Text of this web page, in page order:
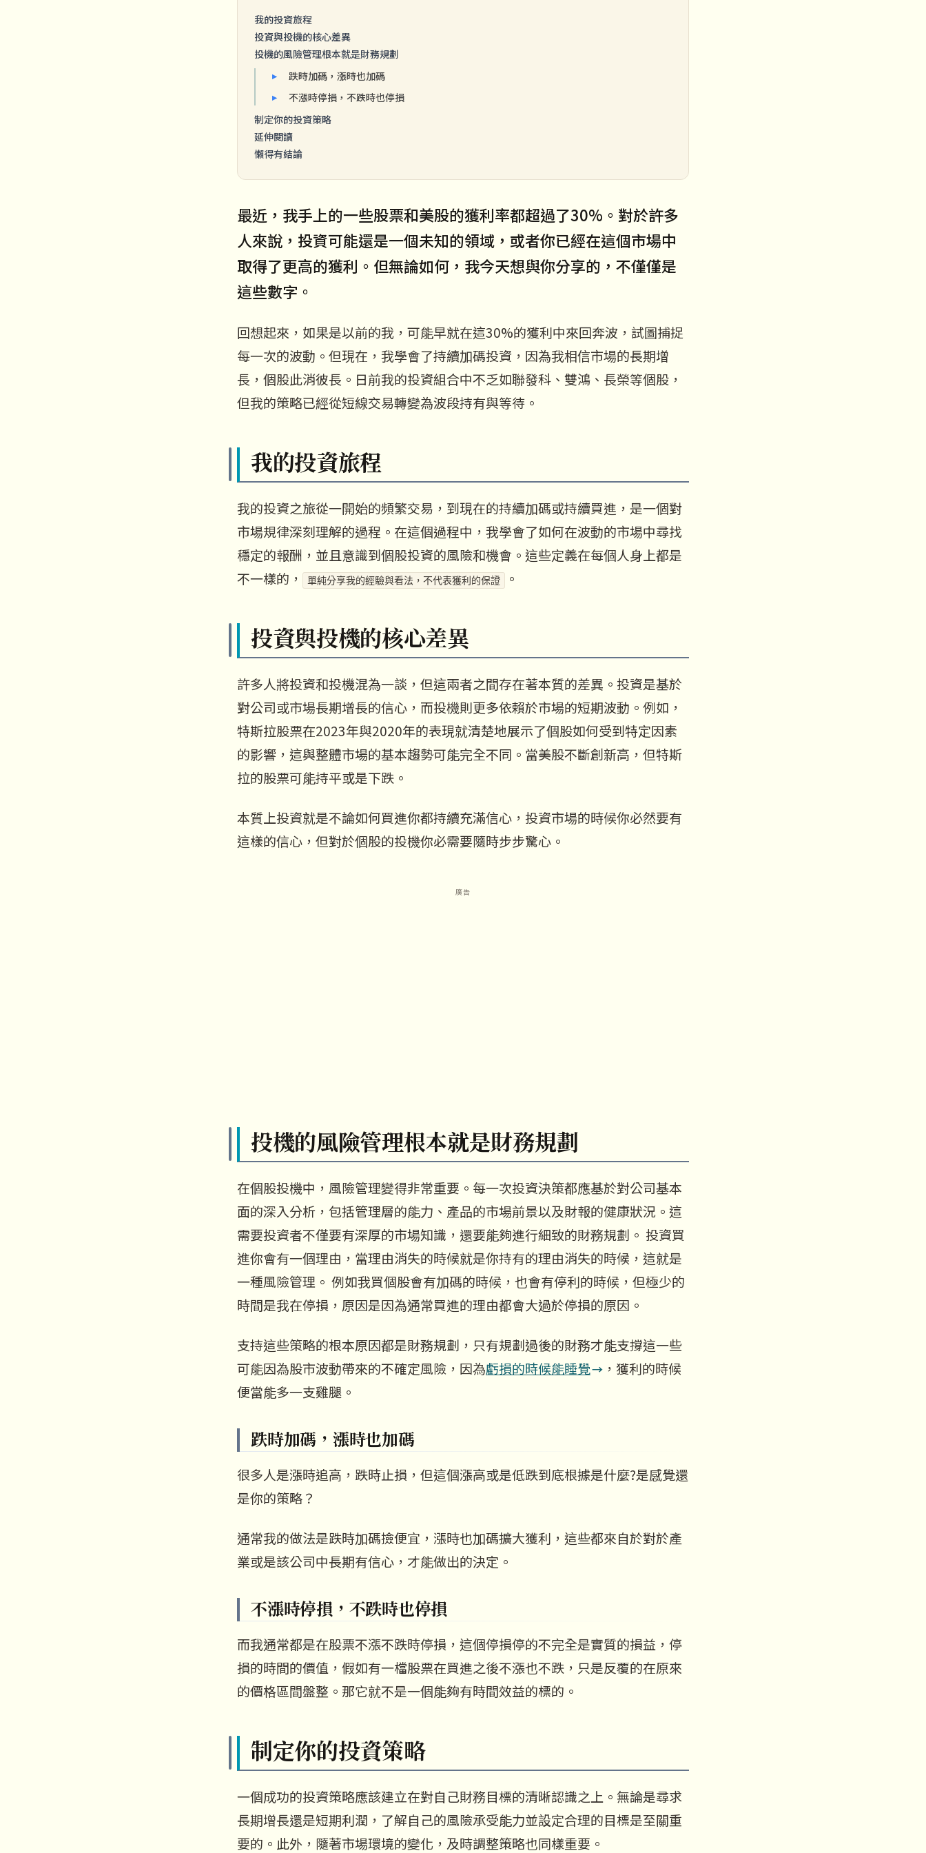
我的投資旅程
投資與投機的核心差異
投機的風險管理根本就是財務規劃
跌時加碼，漲時也加碼
不漲時停損，不跌時也停損
制定你的投資策略
延伸閱讀
懶得有結論
最近，我手上的一些股票和美股的獲利率都超過了30%。對於許多
人來說，投資可能還是一個未知的領域，或者你已經在這個市場中
取得了更高的獲利。但無論如何，我今天想與你分享的，不僅僅是
這些數字。
回想起來，如果是以前的我，可能早就在這30%的獲利中來回奔波，試圖捕捉
每一次的波動。但現在，我學會了持續加碼投資，因為我相信市場的長期增
長，個股此消彼長。日前我的投資組合中不乏如聯發科、雙鴻、長榮等個股，
但我的策略已經從短線交易轉變為波段持有與等待。
我的投資旅程
我的投資之旅從一開始的頻繁交易，到現在的持續加碼或持續買進，是一個對
市場規律深刻理解的過程。在這個過程中，我學會了如何在波動的市場中尋找
穩定的報酬，並且意識到個股投資的風險和機會。這些定義在每個人身上都是
不一樣的，
單純分享我的經驗與看法，不代表獲利的保證 。
投資與投機的核心差異
許多人將投資和投機混為一談，但這兩者之間存在著本質的差異。投資是基於
對公司或市場長期增長的信心，而投機則更多依賴於市場的短期波動。例如，
特斯拉股票在2023年與2020年的表現就清楚地展示了個股如何受到特定因素
的影響，這與整體市場的基本趨勢可能完全不同。當美股不斷創新高，但特斯
拉的股票可能持平或是下跌。
本質上投資就是不論如何買進你都持續充滿信心，投資市場的時候你必然要有
這樣的信心，但對於個股的投機你必需要隨時步步驚心。
投機的風險管理根本就是財務規劃
在個股投機中，風險管理變得非常重要。每一次投資決策都應基於對公司基本
面的深入分析，包括管理層的能力、產品的市場前景以及財報的健康狀況。這
需要投資者不僅要有深厚的市場知識，還要能夠進行細致的財務規劃。 投資買
進你會有一個理由，當理由消失的時候就是你持有的理由消失的時候，這就是
一種風險管理。 例如我買個股會有加碼的時候，也會有停利的時候，但極少的
時間是我在停損，原因是因為通常買進的理由都會大過於停損的原因。
支持這些策略的根本原因都是財務規劃，只有規劃過後的財務才能支撐這一些
可能因為股市波動帶來的不確定風險，因為虧損的時候能睡覺
，獲利的時候
便當能多一支雞腿。
跌時加碼，漲時也加碼
很多人是漲時追高，跌時止損，但這個漲高或是低跌到底根據是什麼?是感覺還
是你的策略？
通常我的做法是跌時加碼撿便宜，漲時也加碼擴大獲利，這些都來自於對於產
業或是該公司中長期有信心，才能做出的決定。
不漲時停損，不跌時也停損
而我通常都是在股票不漲不跌時停損，這個停損停的不完全是實質的損益，停
損的時間的價值，假如有一檔股票在買進之後不漲也不跌，只是反覆的在原來
的價格區間盤整。那它就不是一個能夠有時間效益的標的。
制定你的投資策略
一個成功的投資策略應該建立在對自己財務目標的清晰認識之上。無論是尋求
長期增長還是短期利潤，了解自己的風險承受能力並設定合理的目標是至關重
要的。此外，隨著市場環境的變化，及時調整策略也同樣重要。